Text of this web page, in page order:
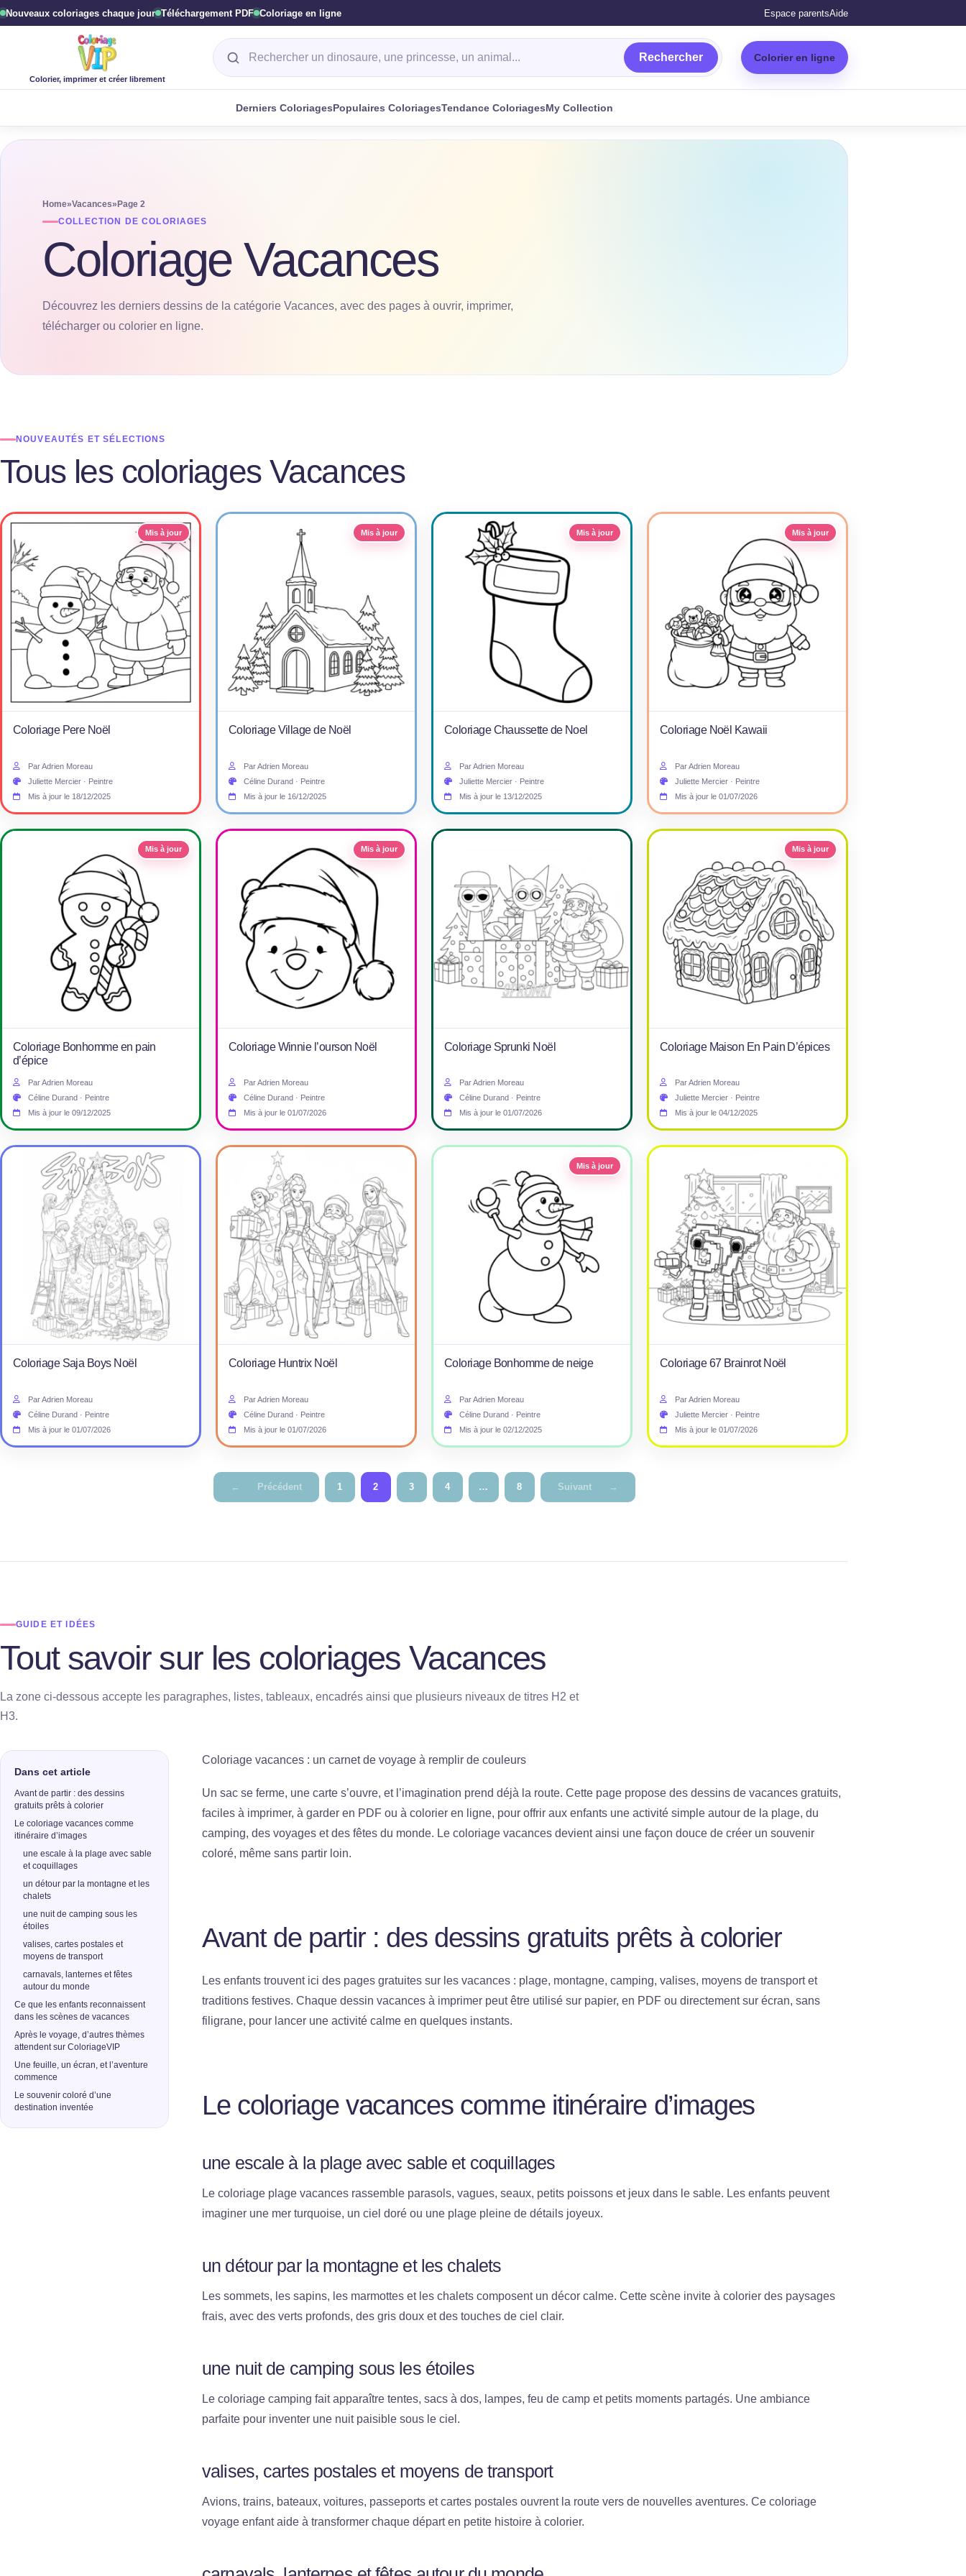
Nouveaux coloriages chaque jour Téléchargement PDF Coloriage en ligne Espace parentsAide
Colorier, imprimer et créer librement
Rechercher un coloriage
Rechercher Colorier en ligne
Derniers ColoriagesPopulaires ColoriagesTendance ColoriagesMy Collection
Home»Vacances» Page 2
COLLECTION DE COLORIAGES
Coloriage Vacances
Découvrez les derniers dessins de la catégorie Vacances, avec des pages à ouvrir, imprimer,
télécharger ou colorier en ligne.
NOUVEAUTÉS ET SÉLECTIONS
Tous les coloriages Vacances
Mis à jour
Coloriage Pere Noël
Par Adrien Moreau
Juliette Mercier · Peintre
Mis à jour le 18/12/2025
Mis à jour
Coloriage Village de Noël
Par Adrien Moreau
Céline Durand · Peintre
Mis à jour le 16/12/2025
Mis à jour
Coloriage Chaussette de Noel
Par Adrien Moreau
Juliette Mercier · Peintre
Mis à jour le 13/12/2025
Mis à jour
Coloriage Noël Kawaii
Par Adrien Moreau
Juliette Mercier · Peintre
Mis à jour le 01/07/2026
Mis à jour
Coloriage Bonhomme en pain
d’épice
Par Adrien Moreau
Céline Durand · Peintre
Mis à jour le 09/12/2025
Mis à jour
Coloriage Winnie l’ourson Noël
Par Adrien Moreau
Céline Durand · Peintre
Mis à jour le 01/07/2026
Coloriage Sprunki Noël
Par Adrien Moreau
Céline Durand · Peintre
Mis à jour le 01/07/2026
Mis à jour
Coloriage Maison En Pain D’épices
Par Adrien Moreau
Juliette Mercier · Peintre
Mis à jour le 04/12/2025
Coloriage Saja Boys Noël
Par Adrien Moreau
Céline Durand · Peintre
Mis à jour le 01/07/2026
Coloriage Huntrix Noël
Par Adrien Moreau
Céline Durand · Peintre
Mis à jour le 01/07/2026
Mis à jour
Coloriage Bonhomme de neige
Par Adrien Moreau
Céline Durand · Peintre
Mis à jour le 02/12/2025
Coloriage 67 Brainrot Noël
Par Adrien Moreau
Juliette Mercier · Peintre
Mis à jour le 01/07/2026
← Précédent 1 2 3 4 … 8 Suivant →
GUIDE ET IDÉES
Tout savoir sur les coloriages Vacances
La zone ci-dessous accepte les paragraphes, listes, tableaux, encadrés ainsi que plusieurs niveaux de titres H2 et
H3.
Dans cet article
Avant de partir : des dessins
gratuits prêts à colorier
Le coloriage vacances comme
itinéraire d’images
une escale à la plage avec sable
et coquillages
un détour par la montagne et les
chalets
une nuit de camping sous les
étoiles
valises, cartes postales et
moyens de transport
carnavals, lanternes et fêtes
autour du monde
Ce que les enfants reconnaissent
dans les scènes de vacances
Après le voyage, d’autres thèmes
attendent sur ColoriageVIP
Une feuille, un écran, et l’aventure
commence
Le souvenir coloré d’une
destination inventée
Coloriage vacances : un carnet de voyage à remplir de couleurs
Un sac se ferme, une carte s’ouvre, et l’imagination prend déjà la route. Cette page propose des dessins de vacances gratuits,
faciles à imprimer, à garder en PDF ou à colorier en ligne, pour offrir aux enfants une activité simple autour de la plage, du
camping, des voyages et des fêtes du monde. Le coloriage vacances devient ainsi une façon douce de créer un souvenir
coloré, même sans partir loin.
Avant de partir : des dessins gratuits prêts à colorier
Les enfants trouvent ici des pages gratuites sur les vacances : plage, montagne, camping, valises, moyens de transport et
traditions festives. Chaque dessin vacances à imprimer peut être utilisé sur papier, en PDF ou directement sur écran, sans
filigrane, pour lancer une activité calme en quelques instants.
Le coloriage vacances comme itinéraire d’images
une escale à la plage avec sable et coquillages
Le coloriage plage vacances rassemble parasols, vagues, seaux, petits poissons et jeux dans le sable. Les enfants peuvent
imaginer une mer turquoise, un ciel doré ou une plage pleine de détails joyeux.
un détour par la montagne et les chalets
Les sommets, les sapins, les marmottes et les chalets composent un décor calme. Cette scène invite à colorier des paysages
frais, avec des verts profonds, des gris doux et des touches de ciel clair.
une nuit de camping sous les étoiles
Le coloriage camping fait apparaître tentes, sacs à dos, lampes, feu de camp et petits moments partagés. Une ambiance
parfaite pour inventer une nuit paisible sous le ciel.
valises, cartes postales et moyens de transport
Avions, trains, bateaux, voitures, passeports et cartes postales ouvrent la route vers de nouvelles aventures. Ce coloriage
voyage enfant aide à transformer chaque départ en petite histoire à colorier.